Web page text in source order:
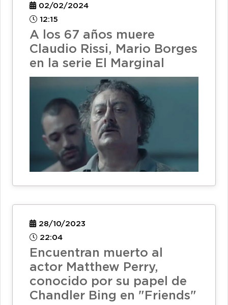
02/02/2024
12:15
A los 67 años muere
Claudio Rissi, Mario Borges
en la serie El Marginal
28/10/2023
22:04
Encuentran muerto al
actor Matthew Perry,
conocido por su papel de
Chandler Bing en "Friends"